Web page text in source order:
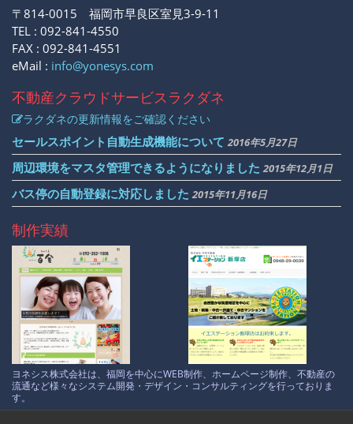
〒814-0015 福岡市早良区室見3-9-11
TEL : 092-841-4550
FAX : 092-841-4551
eMail : info@yonesys.com
不動産クラウドサービスラクダネ
ラクダネの更新情報をご確認ください
セールスポイント自動生成機能について 2016年5月27日
周辺環境をマスタ管理できるようになりました 2015年12月1日
バス停の自動登録に対応しました 2015年11月16日
制作実績
ヨネシス株式会社は、福岡を中心にWEB制作、ホームページ制作、不動産の
流通など様々なシステム開発・デザイン・コンサルティングを行っておりま
す。